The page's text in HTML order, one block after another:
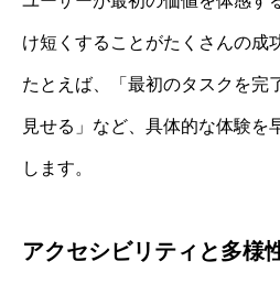
け短くすることがたくさんの成
たとえば、「最初のタスクを完
見せる」など、具体的な体験を
します。
アクセシビリティと多様